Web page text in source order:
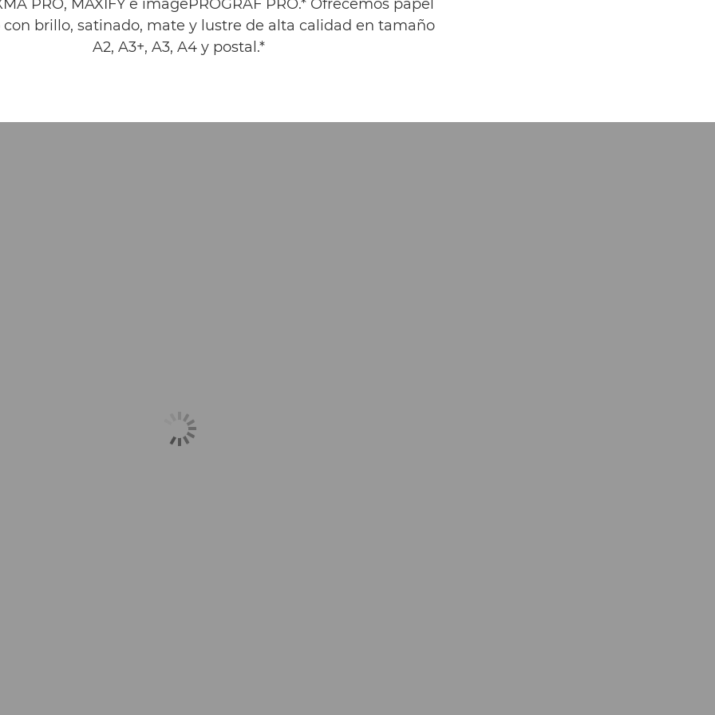
PRO, MAXIFY e imagePROGRAF PRO.* Ofrecemos papel
brillo, satinado, mate y lustre de alta calidad en tamaño
A2, A3+, A3, A4 y postal.*